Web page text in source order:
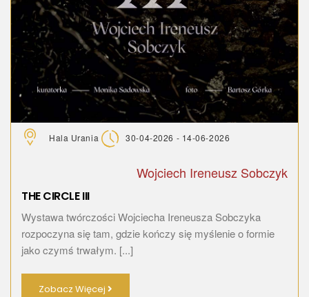
Hala Urania 30-04-2026 - 14-06-2026
Wojciech Ireneusz Sobczyk
THE CIRCLE III
Wystawa twórczości Wojciecha Ireneusza Sobczyka
rozpoczyna się tam, gdzie kończy się myślenie o formie
jako czymś trwałym. [...]
Zobacz Więcej